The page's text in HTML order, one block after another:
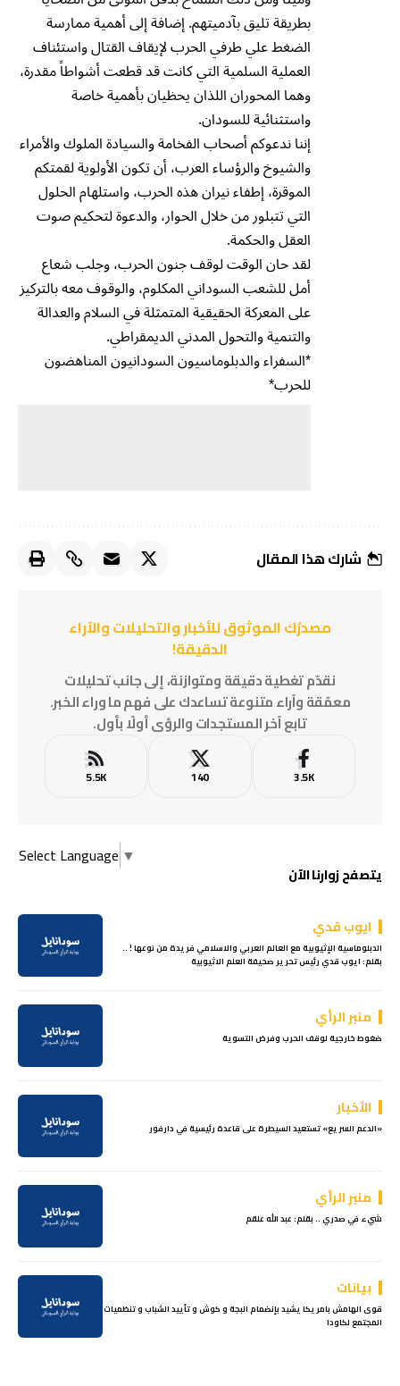
بطريقة تليق بآدميتهم. إضافة إلى أهمية ممارسة
الضغط علي طرفي الحرب لإيقاف القتال واستئناف
العملية السلمية التي كانت قد قطعت أشواطاً مقدرة،
وهما المحوران اللذان يحظيان بأهمية خاصة
واستثنائية للسودان.
إننا ندعوكم أصحاب الفخامة والسيادة الملوك والأمراء
والشيوخ والرؤساء العرب، أن تكون الأولوية لقمتكم
الموقرة، إطفاء نيران هذه الحرب، واستلهام الحلول
التي تتبلور من خلال الحوار، والدعوة لتحكيم صوت
العقل والحكمة.
لقد حان الوقت لوقف جنون الحرب، وجلب شعاع
أمل للشعب السوداني المكلوم، والوقوف معه بالتركيز
على المعركة الحقيقية المتمثلة في السلام والعدالة
والتنمية والتحول المدني الديمقراطي.
*السفراء والدبلوماسيون السودانيون المناهضون
للحرب*
شارك هذا المقال
مصدرُك الموثوق للأخبار والتحليلات والآراء
الدقيقة!
نقدّم تغطية دقيقة ومتوازنة، إلى جانب تحليلات
معمّقة وآراء متنوعة تساعدك على فهم ما وراء الخبر.
تابع آخر المستجدات والرؤى أولًا بأول.
3.5K
140
5.5K
Select Language ▼
يتصفح زوارنا الآن
ايوب قدي
الدبلوماسية الإثيوبية مع العالم العربي والاسلامي فريدة من نوعها ! ..
بقلم: ايوب قدي رئيس تحرير صحيفة العلم الاثيوبية
منبر الرأي
ضغوط خارجية لوقف الحرب وفرض التسوية
الأخبار
«الدعم السريع» تستعيد السيطرة على قاعدة رئيسية في دارفور
منبر الرأي
شيء في صدري .. بقلم: عبد الله علقم
بيانات
قوى الهامش بامريكا يشيد بإنضمام البجة و كوش و تأييد الشباب و تنظميات
المجتمع لكاودا